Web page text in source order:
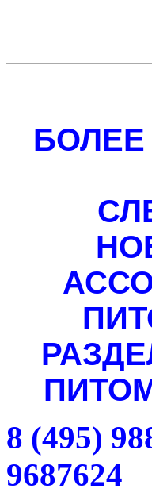
БОЛЕЕ
8 (495)
9687624